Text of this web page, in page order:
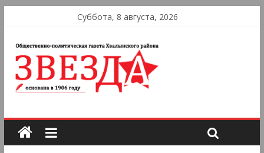
Суббота, 8 августа, 2026